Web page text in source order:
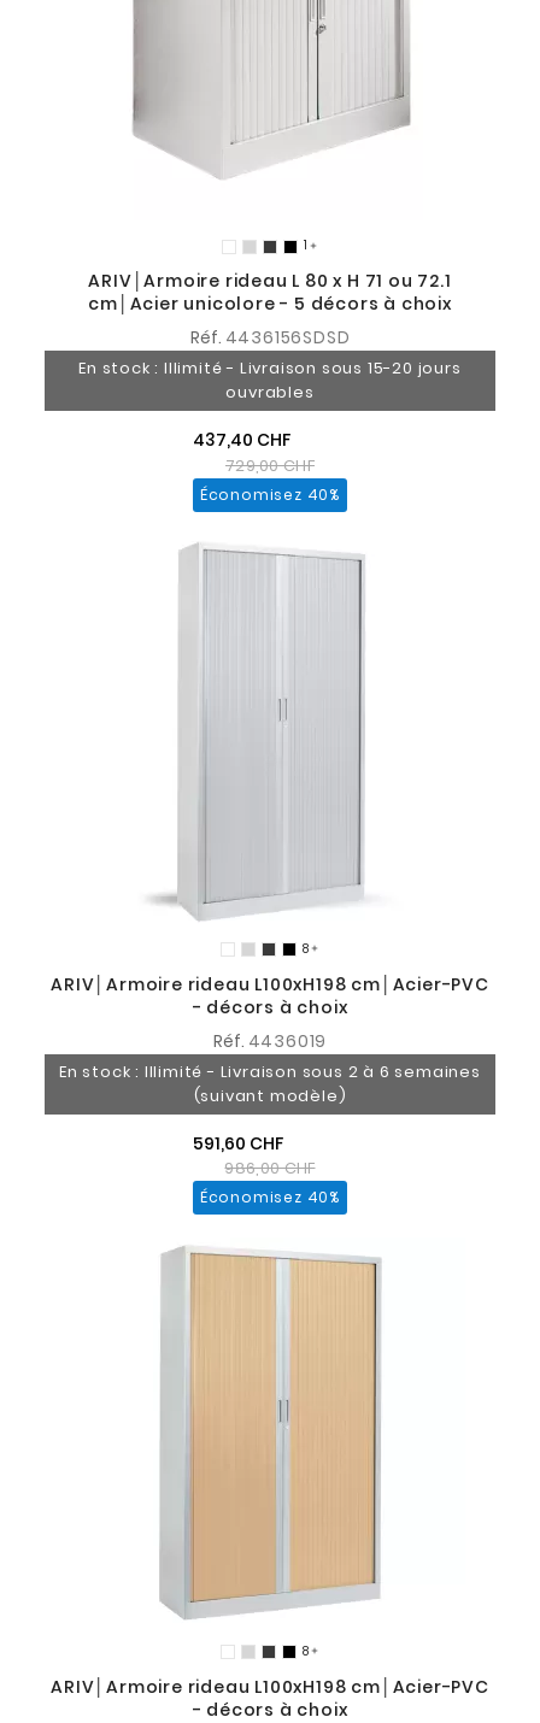
1 
ARIV│Armoire rideau L 80 x H 71 ou 72.1
cm│Acier unicolore - 5 décors à choix
Réf. 4436156SDSD
En stock : Illimité - Livraison sous 15-20 jours
ouvrables
437,40 CHF
729,00 CHF
Économisez 40%
8 
ARIV│Armoire rideau L100xH198 cm│Acier-PVC
- décors à choix
Réf. 4436019
En stock : Illimité - Livraison sous 2 à 6 semaines
(suivant modèle)
591,60 CHF
986,00 CHF
Économisez 40%
8 
ARIV│Armoire rideau L100xH198 cm│Acier-PVC
- décors à choix